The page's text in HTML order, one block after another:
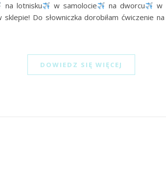
na lotnisku w samolocie na dworcu w
sklepie! Do słowniczka dorobiłam ćwiczenie
DOWIEDZ SIĘ WIĘCEJ